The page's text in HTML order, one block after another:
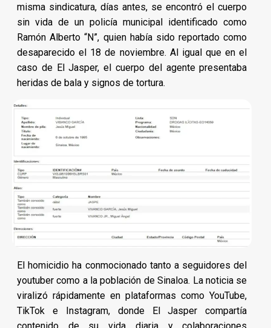
misma sindicatura, días antes, se encontró el cuerpo
sin vida de un policía municipal identificado como
Ramón Alberto “N”, quien había sido reportado como
desaparecido el 18 de noviembre. Al igual que en el
caso de El Jasper, el cuerpo del agente presentaba
heridas de bala y signos de tortura.
El homicidio ha conmocionado tanto a seguidores del
youtuber como a la población de Sinaloa. La noticia se
viralizó rápidamente en plataformas como YouTube,
TikTok e Instagram, donde El Jasper compartía
contenido de su vida diaria y colaboraciones